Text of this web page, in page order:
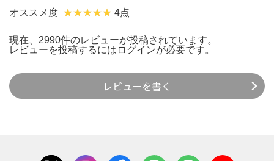
オススメ度 4点
現在、2990件のレビューが投稿されています。
レビューを投稿するには ログインが必要です。
レビューを書く